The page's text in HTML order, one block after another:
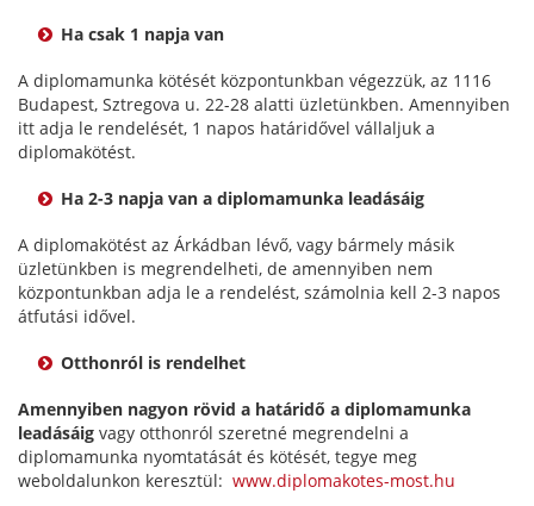
Ha csak 1 napja van
A diplomamunka kötését központunkban végezzük, az 1116
Budapest, Sztregova u. 22-28 alatti üzletünkben. Amennyiben
itt adja le rendelését, 1 napos határidővel vállaljuk a
diplomakötést.
Ha 2-3 napja van a diplomamunka leadásáig
A diplomakötést az Árkádban lévő, vagy bármely másik
üzletünkben is megrendelheti, de amennyiben nem
központunkban adja le a rendelést, számolnia kell 2-3 napos
átfutási idővel.
Otthonról is rendelhet
Amennyiben nagyon rövid a határidő a diplomamunka
leadásáig vagy otthonról szeretné megrendelni a
diplomamunka nyomtatását és kötését, tegye meg
weboldalunkon keresztül: www.diplomakotes-most.hu